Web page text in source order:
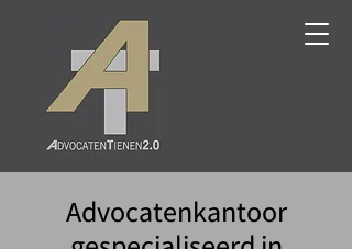
Advocatenkantoor